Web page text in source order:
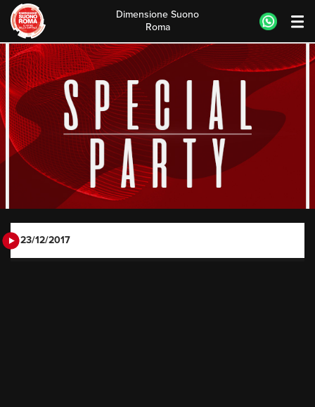
Skip
to
content
Dimensione Suono
Roma
23/12/2017